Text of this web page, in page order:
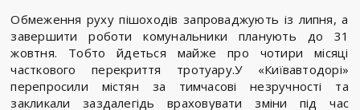
Обмеження руху пішоходів запроваджують із липня, а
завершити роботи комунальники планують до 31
жовтня. Тобто йдеться майже про чотири місяці
часткового перекриття тротуару.У «Київавтодорі»
перепросили містян за тимчасові незручності та
закликали заздалегідь враховувати зміни під час